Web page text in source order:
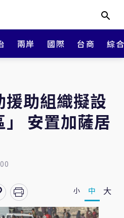
兩岸 國際 台商 綜
助組織擬設
」 安置加薩居
小 中 大